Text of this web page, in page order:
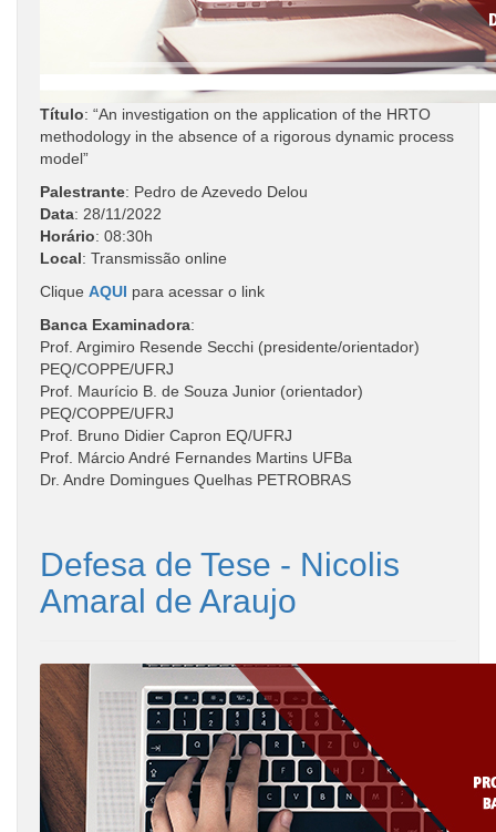
Título: “An investigation on the application of the HRTO
methodology in the absence of a rigorous dynamic process
model”
Palestrante: Pedro de Azevedo Delou
Data: 28/11/2022
Horário: 08:30h
Local: Transmissão online
Clique AQUI para acessar o link
Banca Examinadora:
Prof. Argimiro Resende Secchi (presidente/orientador)
PEQ/COPPE/UFRJ
Prof. Maurício B. de Souza Junior (orientador)
PEQ/COPPE/UFRJ
Prof. Bruno Didier Capron EQ/UFRJ
Prof. Márcio André Fernandes Martins UFBa
Dr. Andre Domingues Quelhas PETROBRAS
Defesa de Tese - Nicolis
Amaral de Araujo